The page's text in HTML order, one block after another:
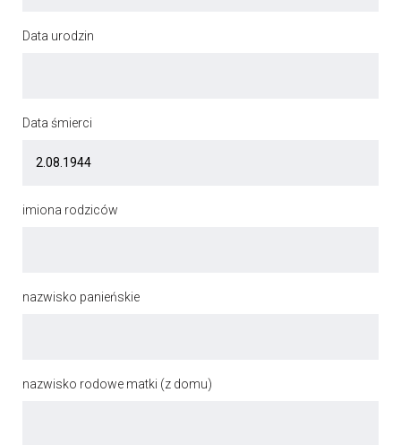
Data urodzin
Data śmierci
imiona rodziców
nazwisko panieńskie
nazwisko rodowe matki (z domu)